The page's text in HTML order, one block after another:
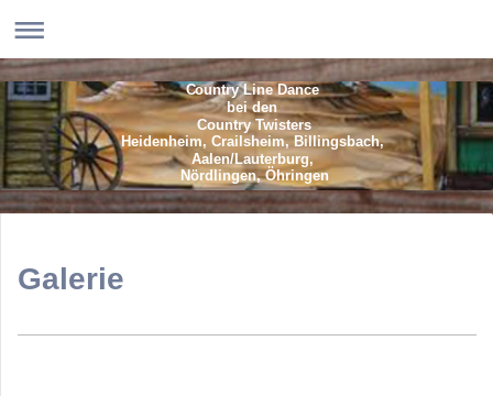
Country Line Dance
bei den
Country Twisters
Heidenheim, Crailsheim, Billingsbach,
Aalen/Lauterburg,
Nördlingen, Öhringen
Galerie